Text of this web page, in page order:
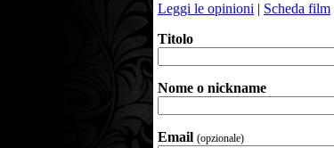
Leggi le opinioni | Scheda film
Titolo
Nome o nickname
Email (opzionale)